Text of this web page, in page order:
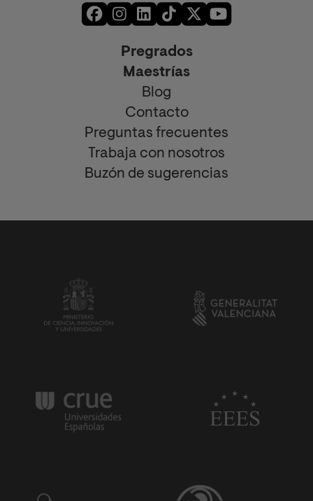
Pregrados
Maestrías
Blog
Contacto
Preguntas frecuentes
Trabaja con nosotros
Buzón de sugerencias